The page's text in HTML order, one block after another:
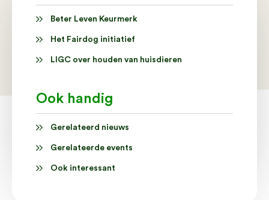
Beter Leven Keurmerk
Het Fairdog initiatief
LIGC over houden van huisdieren
Ook handig
Gerelateerd nieuws
Gerelateerde events
Ook interessant